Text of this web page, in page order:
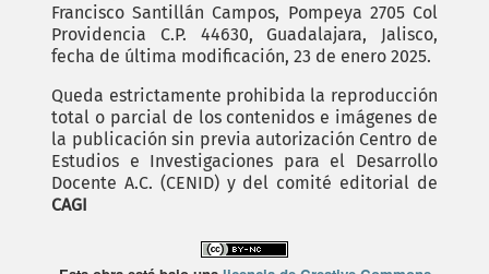
Francisco Santillán Campos, Pompeya 2705 Col
Providencia C.P. 44630, Guadalajara, Jalisco,
fecha de última modificación, 23 de enero 2025.
Queda estrictamente prohibida la reproducción
total o parcial de los contenidos e imágenes de
la publicación sin previa autorización Centro de
Estudios e Investigaciones para el Desarrollo
Docente A.C. (CENID) y del comité editorial de
CAGI